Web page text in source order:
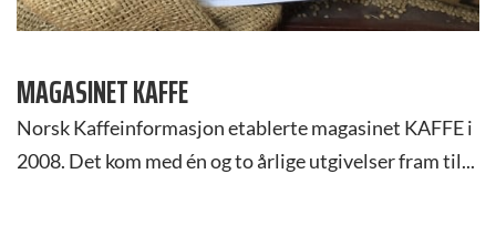
MAGASINET KAFFE
Norsk Kaffeinformasjon etablerte magasinet KAFFE i
2008. Det kom med én og to årlige utgivelser fram til...